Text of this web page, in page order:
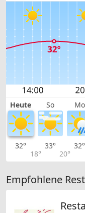
Heute So Mo
32°
18°
33°
20°
32°
Empfohlene